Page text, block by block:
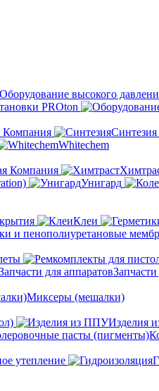
PROton
Компания Синтезия
Whitechem
Компания
Унигард
Клеи
Миксеры (мешалки)
Изделия
утепление